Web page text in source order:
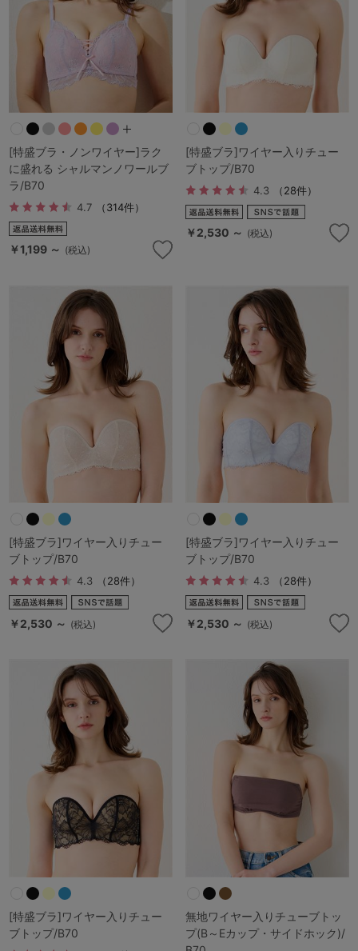
[特盛ブラ・ノンワイヤー]ラク
に盛れる シャルマンノワールブ
ラ/B70
4.7 （314件）
￥1,199 ～ (税込)
[特盛ブラ]ワイヤー入りチュー
ブトップ/B70
4.3 （28件）
￥2,530 ～ (税込)
[特盛ブラ]ワイヤー入りチュー
ブトップ/B70
4.3 （28件）
￥2,530 ～ (税込)
[特盛ブラ]ワイヤー入りチュー
ブトップ/B70
4.3 （28件）
￥2,530 ～ (税込)
[特盛ブラ]ワイヤー入りチュー
ブトップ/B70
無地ワイヤー入りチューブトッ
プ(B～Eカップ・サイドホック)/